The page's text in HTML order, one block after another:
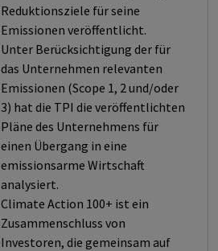
Reduktionsziele für seine
Emissionen veröffentlicht.
Unter Berücksichtigung der für
das Unternehmen relevanten
Emissionen (Scope 1, 2 und/oder
3) hat die TPI die veröffentlichten
Pläne des Unternehmens für
einen Übergang in eine
emissionsarme Wirtschaft
analysiert.
Climate Action 100+ ist ein
Zusammenschluss von
Investoren, die gemeinsam auf